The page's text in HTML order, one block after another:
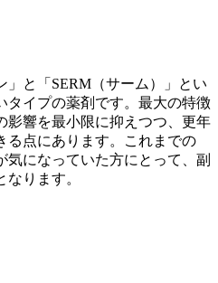
」と「SERM（サーム）」とい
タイプの薬剤です。最大の特徴
響を最小限に抑えつつ、 更年
る点にあります。これまでの
気になっていた方にとって、副
ります。